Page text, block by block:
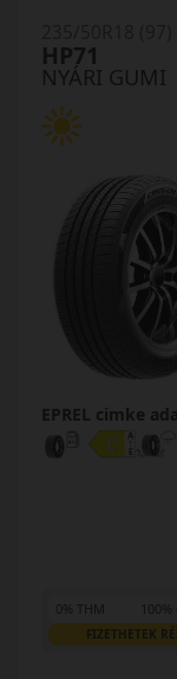
NYÁRI GUMI
HP71
EPREL cimke
0% THM
FIZETHETEK